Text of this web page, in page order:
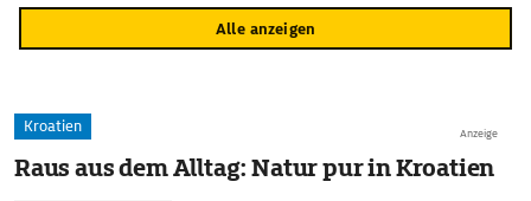
Alle anzeigen
Anzeige
Kroatien
Raus aus dem Alltag: Natur pur in Kroatien